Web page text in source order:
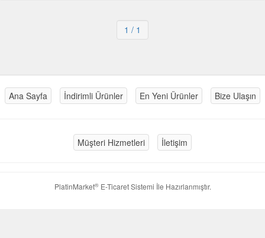
1 / 1
Ana Sayfa İndirimli Ürünler En Yeni Ürünler Bize Ulaşın
Müşteri Hizmetleri İletişim
PlatinMarket®E-Ticaret Sistemi İle Hazırlanmıştır.